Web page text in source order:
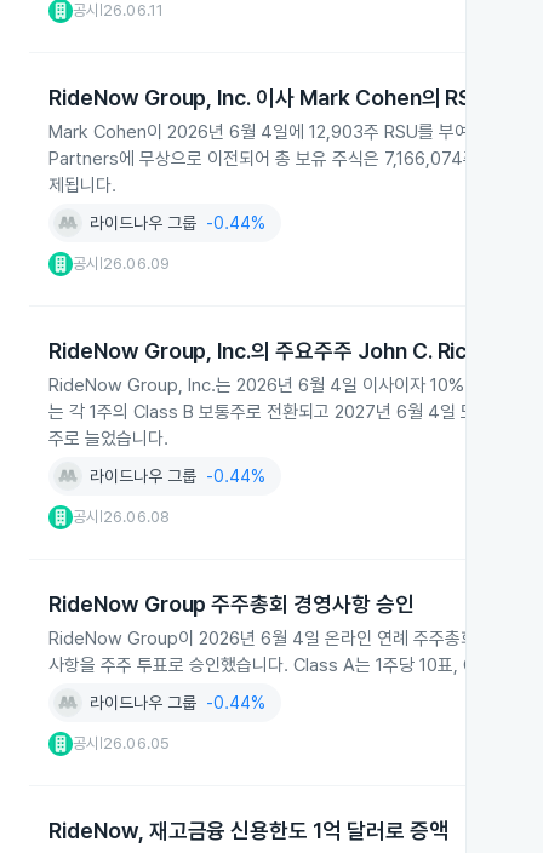
공시 26.06.11
RideNow Group, Inc. 이사 Mark Cohen의 RSU 부여
Mark Cohen이 2026년 6월 4일에 12,903주 RSU를 부여받고 같
Partners에 무상으로 이전되어 총 보유 주식은 7,166,074주로 집계
제됩니다.
라이드나우 그룹 -0.44%
공시 26.06.09
RideNow Group, Inc.의 주요주주 John C. Rickel
RideNow Group, Inc.는 2026년 6월 4일 이사이자 10% 이상 주요
는 각 1주의 Class B 보통주로 전환되고 2027년 6월 4일 또는 최초
주로 늘었습니다.
라이드나우 그룹 -0.44%
공시 26.06.08
RideNow Group 주주총회 경영사항 승인
RideNow Group이 2026년 6월 4일 온라인 연례 주주총회를 열어
사항을 주주 투표로 승인했습니다. Class A는 1주당 10표, Class B
라이드나우 그룹 -0.44%
공시 26.06.05
RideNow, 재고금융 신용한도 1억 달러로 증액